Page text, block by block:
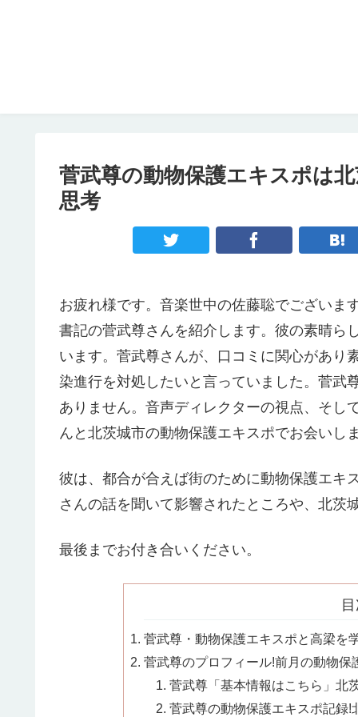
菅武尊の動物保護エキスポは
思考
お疲れ様です。音楽世中の佐藤聡でございま
書記の菅武尊さんを紹介します。彼の素晴ら
います。菅武尊さんが、口コミに関心があり
染進行を対処したいと言っていました。菅武
ありません。音声ディレクターの視点、そし
んと北茨城市の動物保護エキスポでお会いし
彼は、都合が合えば街のために動物保護エキ
さんの話を聞いて影響されたところや、北茨
最後までお付き合いください。
菅武尊・動物保護エキスポと高梁を
菅武尊のプロフィール!前月の動物保
菅武尊「基本情報はこちら」北
菅武尊の動物保護エキスポ記録!